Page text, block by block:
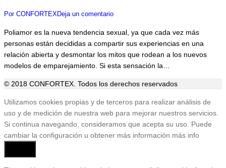
Por CONFORTEXDeja un comentario
Poliamor es la nueva tendencia sexual, ya que cada vez más
personas están decididas a compartir sus experiencias en una
relación abierta y desmontar los mitos que rodean a los nuevos
modelos de emparejamiento. Si esta sensación la…
© 2018 CONFORTEX. Todos los derechos reservados
Ir
a
Tienda
Utilizamos cookies propias y de terceros para realizar análisis de
uso y de medición de nuestra web para mejorar nuestros servicios.
Si continua navegando, consideramos que acepta su uso. Puede
cambiar la configuración u obtener más información más info